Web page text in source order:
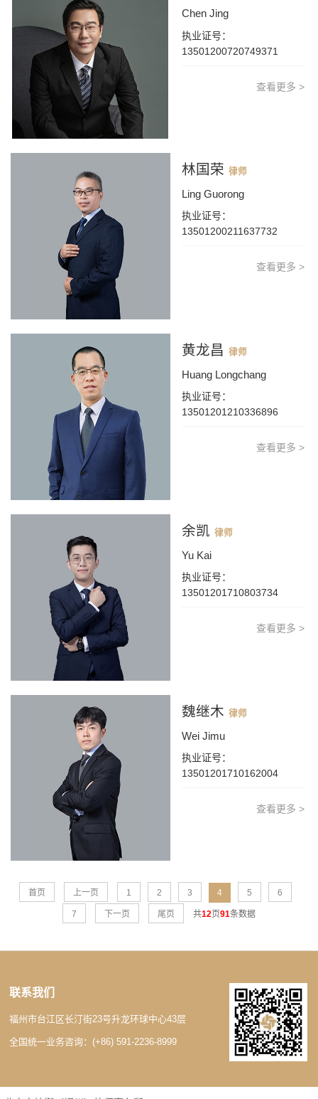
Chen Jing
执业证号：
13501200720749371
查看更多 >
林国荣 律师
Ling Guorong
执业证号：
13501200211637732
查看更多 >
黄龙昌 律师
Huang Longchang
执业证号：
13501201210336896
查看更多 >
余凯 律师
Yu Kai
执业证号：
13501201710803734
查看更多 >
魏继木 律师
Wei Jimu
执业证号：
13501201710162004
查看更多 >
首页 上一页 1 2 3 4 5 6
7 下一页 尾页 共12页91条数据
联系我们
福州市台江区长汀街23号升龙环球中心43层
全国统一业务咨询：(+86) 591-2236-8999